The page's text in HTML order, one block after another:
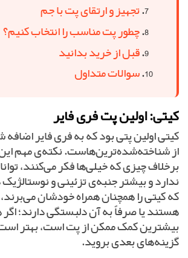
تجهیز و ارتقای پت با جم
چطور پت مناسب را انتخاب کنیم؟
قبل از خرید بدانید
سوالات متداول
کیتی: اولین پت فری فایر
کیتی اولین پتی بود که به فری فایر
از شناخته‌شده‌ترین‌هاست. نکته‌ی مهم
برخلاف چیزی که خیلی‌ها فکر می‌کنند،
ندارد و بیشتر جنبه‌ی تزئینی و نوستالژیک
که کیتی را همچنان همراه خودشان می‌برند،
هستند یا صرفاً به آن دلبستگی دارند؛
بیشترین کمک ممکن از پت است، بهتر
گزینه‌های بعدی بروید.